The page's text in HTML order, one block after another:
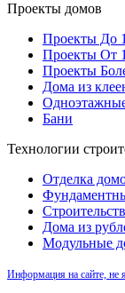
Проекты домов
Проекты До
Проекты От
Проекты
Дома из
Бани
Технологии
Отделка
Дома из
Модульные
Информация на сайте, не